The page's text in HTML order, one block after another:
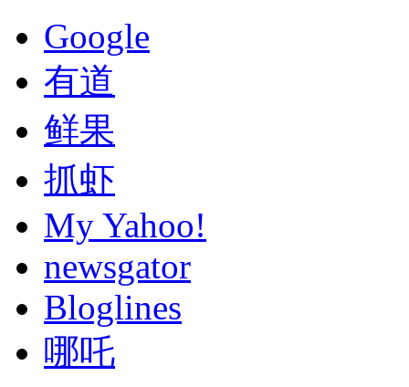
Google
有道
鲜果
抓虾
My Yahoo!
newsgator
Bloglines
哪吒